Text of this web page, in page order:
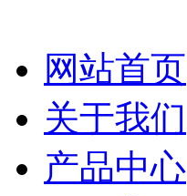
网站首页
关于我们
产品中心